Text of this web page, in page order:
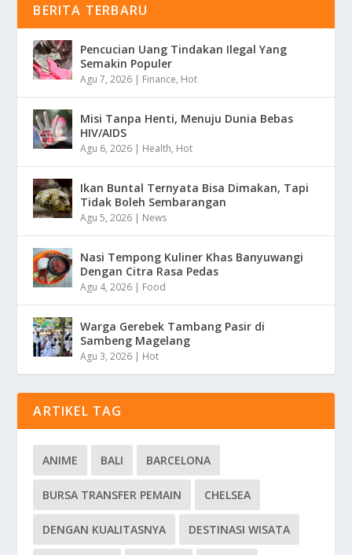
BERITA TERBARU
Pencucian Uang Tindakan Ilegal Yang
Semakin Populer
Agu 7, 2026 | Finance, Hot
Misi Tanpa Henti, Menuju Dunia Bebas
HIV/AIDS
Agu 6, 2026 | Health, Hot
Ikan Buntal Ternyata Bisa Dimakan, Tapi
Tidak Boleh Sembarangan
Agu 5, 2026 | News
Nasi Tempong Kuliner Khas Banyuwangi
Dengan Citra Rasa Pedas
Agu 4, 2026 | Food
Warga Gerebek Tambang Pasir di
Sambeng Magelang
Agu 3, 2026 | Hot
ARTIKEL TAG
ANIME BALI BARCELONA
BURSA TRANSFER PEMAIN CHELSEA
DENGAN KUALITASNYA DESTINASI WISATA